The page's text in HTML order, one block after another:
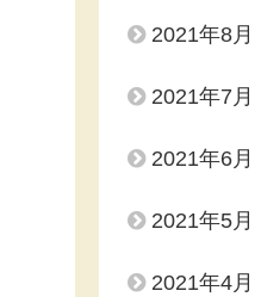
2021年8月
2021年7月
2021年6月
2021年5月
2021年4月